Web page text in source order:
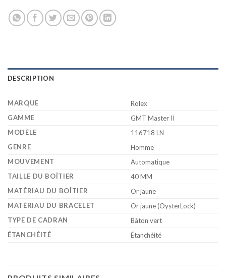
DESCRIPTION
MARQUE
Rolex
GAMME
GMT Master II
MODÈLE
116718 LN
GENRE
Homme
MOUVEMENT
Automatique
TAILLE DU BOÎTIER
40 MM
MATÉRIAU DU BOÎTIER
Or jaune
MATÉRIAU DU BRACELET
Or jaune (OysterLock)
TYPE DE CADRAN
Bâton vert
ÉTANCHÉITÉ
Étanchéité